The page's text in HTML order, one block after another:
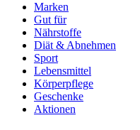
Marken
Gut für
Nährstoffe
Diät & Abnehmen
Sport
Lebensmittel
Körperpflege
Geschenke
Aktionen